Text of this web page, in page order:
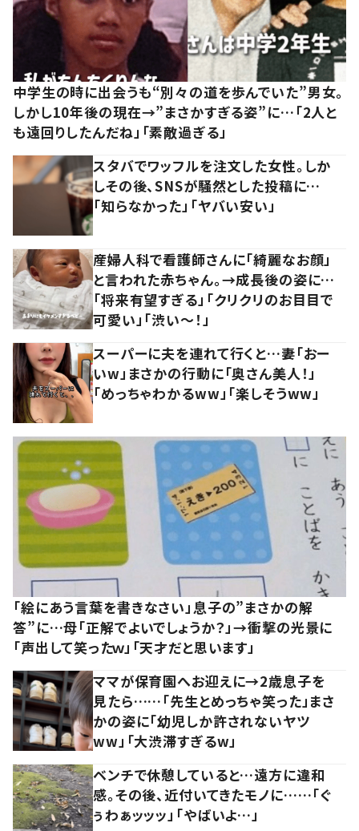
中学生の時に出会うも“別々の道を歩んでいた”男女。
しかし10年後の現在→”まさかすぎる姿”に…「2人と
も遠回りしたんだね」「素敵過ぎる」
スタバでワッフルを注文した女性。しか
しその後、SNSが騒然とした投稿に…
「知らなかった」「ヤバい安い」
産婦人科で看護師さんに「綺麗なお顔」
と言われた赤ちゃん。→成長後の姿に…
「将来有望すぎる」「クリクリのお目目で
可愛い」「渋い～！」
スーパーに夫を連れて行くと…妻「おー
いw」まさかの行動に「奥さん美人！」
「めっちゃわかるww」「楽しそうww」
「絵にあう言葉を書きなさい」息子の”まさかの解
答”に…母「正解でよいでしょうか？」→衝撃の光景に
「声出して笑ったｗ」「天才だと思います」
ママが保育園へお迎えに→2歳息子を
見たら……「先生とめっちゃ笑った」まさ
かの姿に「幼児しか許されないヤツ
ww」「大渋滞すぎるw」
ベンチで休憩していると…遠方に違和
感。その後、近付いてきたモノに……「ぐ
ぅわぁッッッ」「やばいよ…」